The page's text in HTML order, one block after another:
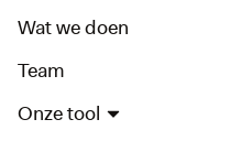
Wat we doen
Team
Onze tool